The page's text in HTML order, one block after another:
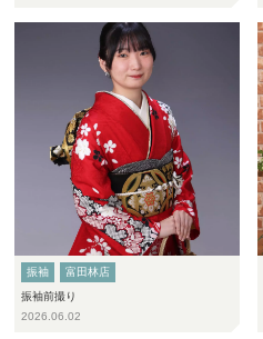
振袖
富田林店
振袖前撮り
2026.06.02